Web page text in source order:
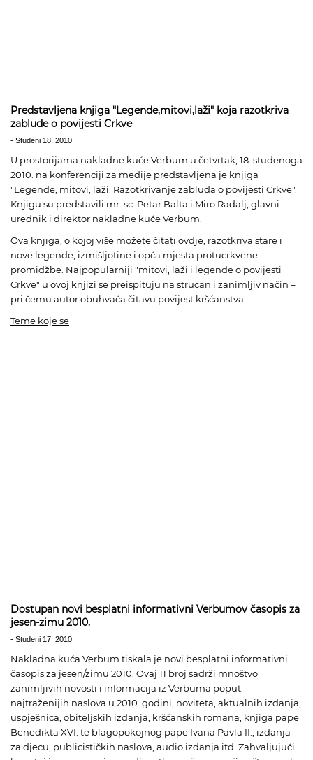
Predstavljena knjiga "Legende,mitovi,laži" koja razotkriva
zablude o povijesti Crkve
- Studeni 18, 2010
U prostorijama nakladne kuće Verbum u četvrtak, 18. studenoga
2010. na konferenciji za medije predstavljena je knjiga
"Legende, mitovi, laži. Razotkrivanje zabluda o povijesti Crkve".
Knjigu su predstavili mr. sc. Petar Balta i Miro Radalj, glavni
urednik i direktor nakladne kuće Verbum.
Ova knjiga, o kojoj više možete čitati ovdje, razotkriva stare i
nove legende, izmišljotine i opća mjesta protucrkvene
promidžbe. Najpopularniji "mitovi, laži i legende o povijesti
Crkve" u ovoj knjizi se preispituju na stručan i zanimljiv način –
pri čemu autor obuhvaća čitavu povijest kršćanstva.
Teme koje se
Dostupan novi besplatni informativni Verbumov časopis za
jesen-zimu 2010.
- Studeni 17, 2010
Nakladna kuća Verbum tiskala je novi besplatni informativni
časopis za jesen/zimu 2010. Ovaj 11 broj sadrži mnoštvo
zanimljivih novosti i informacija iz Verbuma poput:
najtraženijih naslova u 2010. godini, noviteta, aktualnih izdanja,
uspješnica, obiteljskih izdanja, kršćanskih romana, knjiga pape
Benedikta XVI. te blagopokojnog pape Ivana Pavla II., izdanja
za djecu, publicističkih naslova, audio izdanja itd. Zahvaljujući